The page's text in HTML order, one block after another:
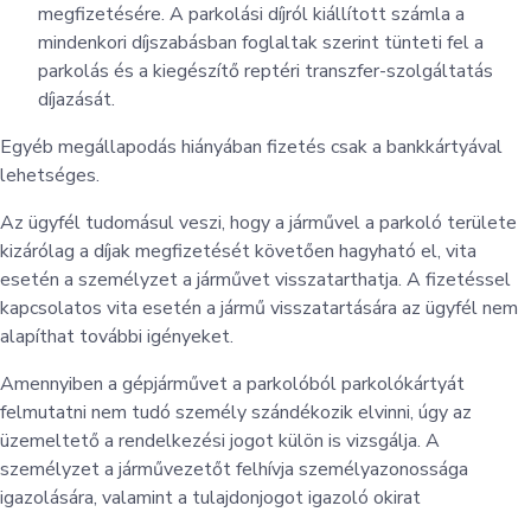
megfizetésére. A parkolási díjról kiállított számla a
mindenkori díjszabásban foglaltak szerint tünteti fel a
parkolás és a kiegészítő reptéri transzfer-szolgáltatás
díjazását.
Egyéb megállapodás hiányában fizetés csak a bankkártyával
lehetséges.
Az ügyfél tudomásul veszi, hogy a járművel a parkoló területe
kizárólag a díjak megfizetését követően hagyható el, vita
esetén a személyzet a járművet visszatarthatja. A fizetéssel
kapcsolatos vita esetén a jármű visszatartására az ügyfél nem
alapíthat további igényeket.
Amennyiben a gépjárművet a parkolóból parkolókártyát
felmutatni nem tudó személy szándékozik elvinni, úgy az
üzemeltető a rendelkezési jogot külön is vizsgálja. A
személyzet a járművezetőt felhívja személyazonossága
igazolására, valamint a tulajdonjogot igazoló okirat